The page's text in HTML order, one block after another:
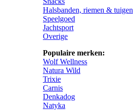
Halsbanden, riemen & tuigen
Speelgoed
Jachtsport
Overige
Populaire merken:
Wolf Wellness
Natura Wild
Trixie
Carnis
Denkadog
Natyka